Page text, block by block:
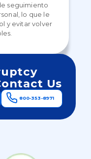
seguimiento
lo que le
y evitar volver
Us
800-353-8971